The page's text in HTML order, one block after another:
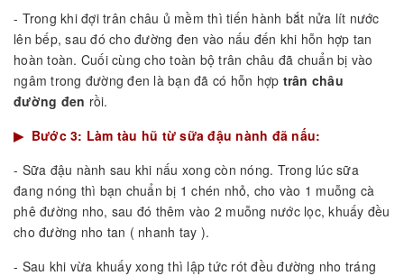
- Trong khi đợi trân châu ủ mềm thì tiến hành bắt nửa lít nước
lên bếp, sau đó cho đường đen vào nấu đến khi hỗn hợp tan
hoàn toàn. Cuối cùng cho toàn bộ trân châu đã chuẩn bị vào
ngâm trong đường đen là bạn đã có hỗn hợp trân châu
đường đen rồi.
▶ Bước 3: Làm tàu hũ từ sữa đậu nành đã nấu:
- Sữa đậu nành sau khi nấu xong còn nóng. Trong lúc sữa
đang nóng thì bạn chuẩn bị 1 chén nhỏ, cho vào 1 muỗng cà
phê đường nho, sau đó thêm vào 2 muỗng nước lọc, khuấy đều
cho đường nho tan ( nhanh tay ).
- Sau khi vừa khuấy xong thì lập tức rót đều đường nho tráng